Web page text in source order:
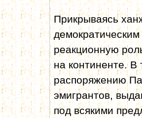
Прикрываясь
реакционную
на континенте. В
распоряжению
эмигрантов,
под всякими